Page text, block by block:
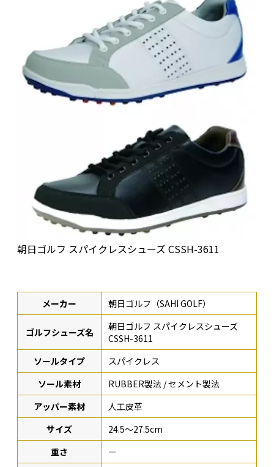
朝日ゴルフ スパイクレスシューズ CSSH-3611
メーカー 朝日ゴルフ（SAHI GOLF）
ゴルフシューズ名
朝日ゴルフ スパイクレスシューズ
CSSH-3611
ソールタイプ
スパイクレス
ソール素材
RUBBER製法 / セメント製法
アッパー素材
人工皮革
サイズ
24.5〜27.5cm
重さ
ー